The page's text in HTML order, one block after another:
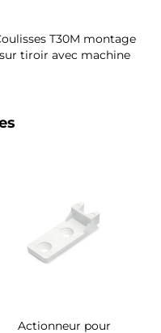
T30M montage
sur tiroir avec machine
Actionneur pour